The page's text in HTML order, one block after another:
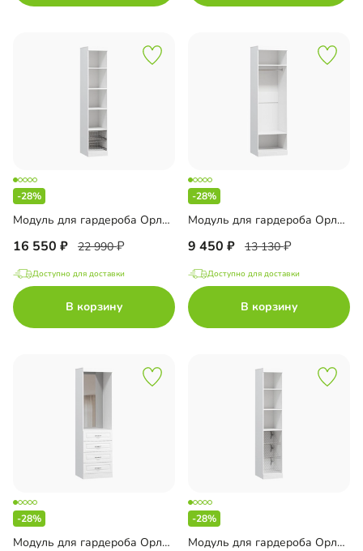
-28%
Модуль для гардероба Орлеан-5
16 550 22 990
Доступно для доставки
В корзину
-28%
Модуль для гардероба Орлеан-6
9 450 13 130
Доступно для доставки
В корзину
-28%
Модуль для гардероба Орлеан-9
-28%
Модуль для гардероба Орлеан-11